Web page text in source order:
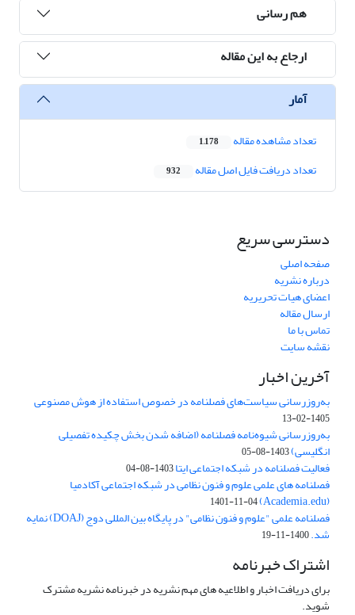
هم رسانی
ارجاع به این مقاله
آمار
تعداد مشاهده مقاله 1,178
تعداد دریافت فایل اصل مقاله 932
دسترسی سریع
صفحه اصلی
درباره نشریه
اعضای هیات تحریریه
ارسال مقاله
تماس با ما
نقشه سایت
آخرین اخبار
به‌روزرسانی سیاست‌های فصلنامه در خصوص استفاده از هوش مصنوعی
1405-02-13
به‌روزرسانی شیوه‌نامه فصلنامه (اضافه شدن بخش چکیده تفصیلی
انگلیسی)1403-08-05
فعالیت فصلنامه در شبکه اجتماعی ایتا1403-08-04
فصلنامه های علمی علوم و فنون نظامی در شبکه اجتماعی آکادمیا
(Academia.edu)
1401-11-04
فصلنامه علمی "علوم و فنون نظامی" در پایگاه بین المللی دوج (DOAJ) نمایه
شد.1400-11-19
اشتراک خبرنامه
برای دریافت اخبار و اطلاعیه های مهم نشریه در خبرنامه نشریه مشترک
شوید.